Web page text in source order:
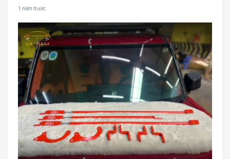
1 năm trước